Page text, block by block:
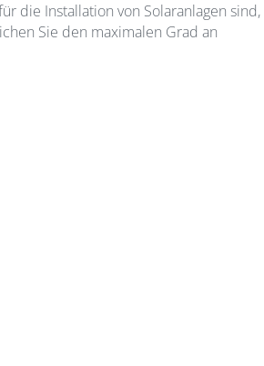
die Installation von Solaranlagen sind,
Sie den maximalen Grad an